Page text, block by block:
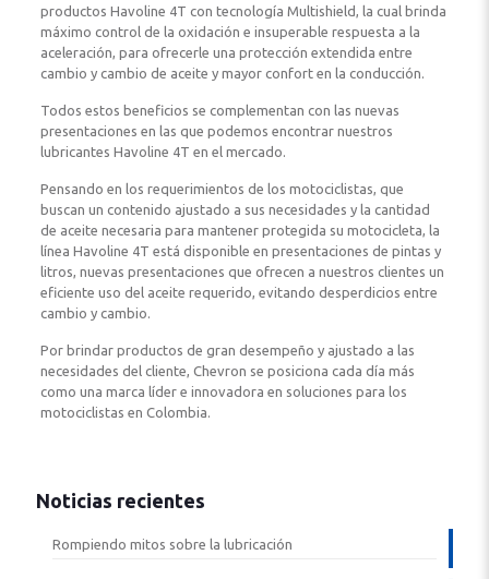
productos Havoline 4T con tecnología Multishield, la cual brinda
máximo control de la oxidación e insuperable respuesta a la
aceleración, para ofrecerle una protección extendida entre
cambio y cambio de aceite y mayor confort en la conducción.
Todos estos beneficios se complementan con las nuevas
presentaciones en las que podemos encontrar nuestros
lubricantes Havoline 4T en el mercado.
Pensando en los requerimientos de los motociclistas, que
buscan un contenido ajustado a sus necesidades y la cantidad
de aceite necesaria para mantener protegida su motocicleta, la
línea Havoline 4T está disponible en presentaciones de pintas y
litros, nuevas presentaciones que ofrecen a nuestros clientes un
eficiente uso del aceite requerido, evitando desperdicios entre
cambio y cambio.
Por brindar productos de gran desempeño y ajustado a las
necesidades del cliente, Chevron se posiciona cada día más
como una marca líder e innovadora en soluciones para los
motociclistas en Colombia.
Noticias recientes
Rompiendo mitos sobre la lubricación